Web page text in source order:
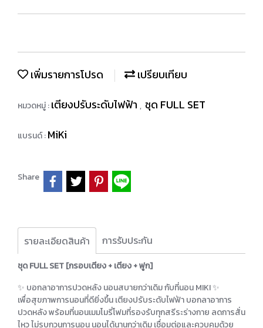
เพิ่มรายการโปรด เปรียบเทียบ
หมวดหมู่ :เตียงปรับระดับไฟฟ้า , ชุด FULL SET
แบรนด์ :MiKi
Share
รายละเอียดสินค้า การรับประกัน
ชุด FULL SET [กรอบเตียง + เตียง + ฟูก]
✨ บอกลาอาการปวดหลัง นอนสบายกว่าเดิม กับที่นอน MIKI ✨
เพื่อสุขภาพการนอนที่ดียิ่งขึ้น เตียงปรับระดับไฟฟ้า บอกลาอาการ
ปวดหลัง พร้อมที่นอนเมมโมรี่โฟมที่รองรับทุกสรีระร่างกาย ลดการสั่น
ไหว ไม่รบกวนการนอน นอนได้นานกว่าเดิม เชื่อมต่อและควบคุมด้วย